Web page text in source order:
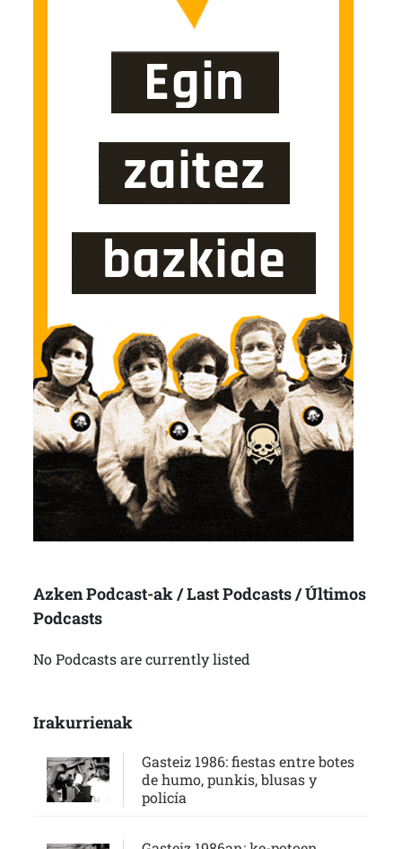
Azken Podcast-ak / Last Podcasts / Últimos
Podcasts
No Podcasts are currently listed
Irakurrienak
Gasteiz 1986: fiestas entre botes
de humo, punkis, blusas y
policía